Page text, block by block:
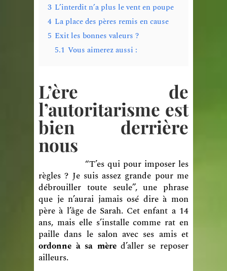
3 L’interdit n’a plus le vent en poupe
4 La place des pères remis en cause
5 Exit les bonnes valeurs ?
5.1 Vous aimerez aussi :
L’ère de
l’autoritarisme est
bien derrière
nous
“T’es qui pour imposer les
règles ? Je suis assez grande pour me
débrouiller toute seule”, une phrase
que je n’aurai jamais osé dire à mon
père à l’âge de Sarah. Cet enfant a 14
ans, mais elle s’installe comme rat en
paille dans le salon avec ses amis et
ordonne à sa mère d’aller se reposer
ailleurs.